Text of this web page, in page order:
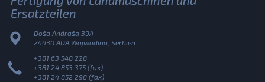
Ersatzteilen
Doša Andraša 39A
24430 ADA Wojwodina, Serbien
+381 63 548 228
+381 24 853 375 (fax)
+381 24 852 298 (fax)